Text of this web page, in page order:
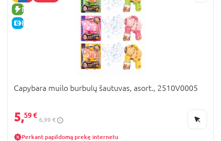
NAUJA PREKĖ
E-KAINA
Capybara muilo burbulų šautuvas, asort., 2510V0005
5,59 €
6,99 €
Perkant papildomą prekę internetu